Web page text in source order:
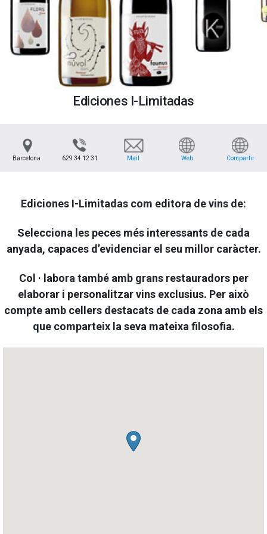
Ediciones I-Limitadas
Barcelona 629 34 12 31 Mail Web Compartir
Ediciones I-Limitadas com editora de vins de:
Selecciona les peces més interessants de cada
anyada, capaces d’evidenciar el seu millor caràcter.
Col · labora també amb grans restauradors per
elaborar i personalitzar vins exclusius. Per això
compte amb cellers destacats de cada zona amb els
que comparteix la seva mateixa filosofia.